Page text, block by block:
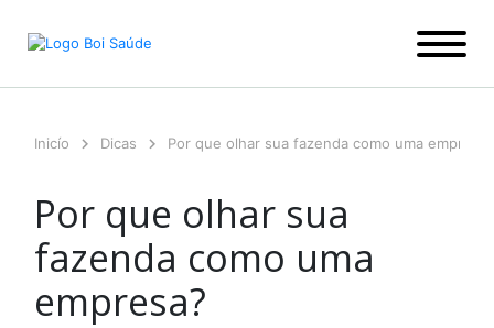
para
Inicío Dicas Por que olhar sua fazenda como uma empresa?
Por que olhar sua
fazenda como uma
empresa?